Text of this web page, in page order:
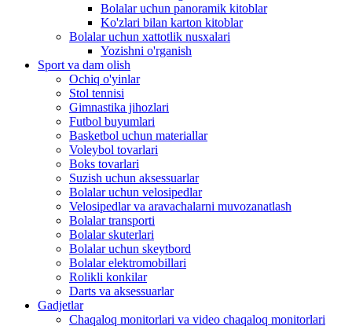
Bolalar uchun panoramik kitoblar
Ko'zlari bilan karton kitoblar
Bolalar uchun xattotlik nusxalari
Yozishni o'rganish
Sport va dam olish
Ochiq o'yinlar
Stol tennisi
Gimnastika jihozlari
Futbol buyumlari
Basketbol uchun materiallar
Voleybol tovarlari
Boks tovarlari
Suzish uchun aksessuarlar
Bolalar uchun velosipedlar
Velosipedlar va aravachalarni muvozanatlash
Bolalar transporti
Bolalar skuterlari
Bolalar uchun skeytbord
Bolalar elektromobillari
Rolikli konkilar
Darts va aksessuarlar
Gadjetlar
Chaqaloq monitorlari va video chaqaloq monitorlari